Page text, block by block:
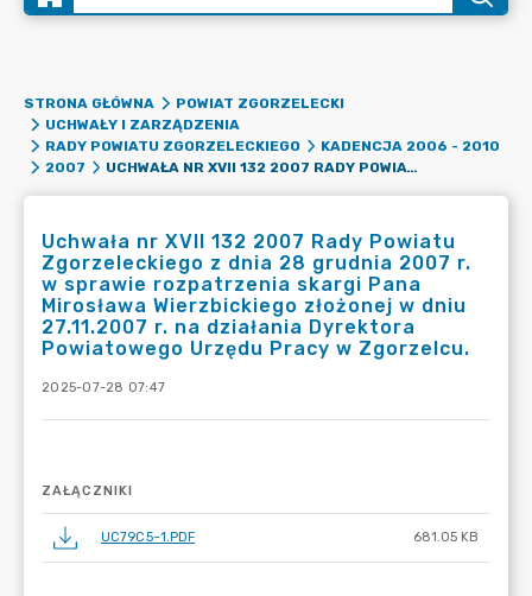
STRONA GŁÓWNA
POWIAT ZGORZELECKI
UCHWAŁY I ZARZĄDZENIA
RADY POWIATU ZGORZELECKIEGO
KADENCJA 2006 - 2010
2007
UCHWAŁA NR XVII 132 2007 RADY POWIATU ZGORZELECKIEGO Z DNIA 28 GRUDNIA 2007 R. W SPRAWIE ROZPATRZENIA SKARGI PANA MIROSŁAWA WIERZBICKIEGO ZŁOŻONEJ W DNIU 27.11.2007 R. NA DZIAŁANIA DYREKTORA POWIATOWEGO URZĘDU PRACY W ZGORZELCU.
Uchwała nr XVII 132 2007 Rady Powiatu
Zgorzeleckiego z dnia 28 grudnia 2007 r.
w sprawie rozpatrzenia skargi Pana
Mirosława Wierzbickiego złożonej w dniu
27.11.2007 r. na działania Dyrektora
Powiatowego Urzędu Pracy w Zgorzelcu.
2025-07-28 07:47
ZAŁĄCZNIKI
UC79C5~1.PDF 681.05 KB